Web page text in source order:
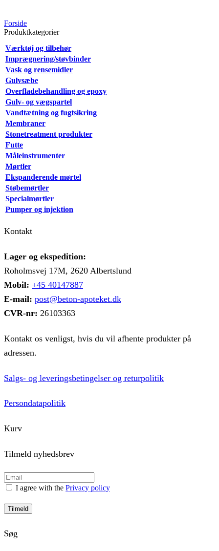
Forside
Produktkategorier
Værktøj og tilbehør
Imprægnering/støvbinder
Vask og rensemidler
Gulvsæbe
Overfladebehandling og epoxy
Gulv- og vægspartel
Vandtætning og fugtsikring
Membraner
Stonetreatment produkter
Futte
Måleinstrumenter
Mørtler
Ekspanderende mørtel
Støbemørtler
Specialmørtler
Pumper og injektion
Kontakt
Lager og ekspedition:
Roholmsvej 17M, 2620 Albertslund
Mobil: +45 40147887
E-mail: post@beton-apoteket.dk
CVR-nr: 26103363
Kontakt os venligst, hvis du vil afhente produkter på
adressen.
Salgs- og leveringsbetingelser og returpolitik
Persondatapolitik
Kurv
Tilmeld nyhedsbrev
I agree with the Privacy policy
Tilmeld
Søg